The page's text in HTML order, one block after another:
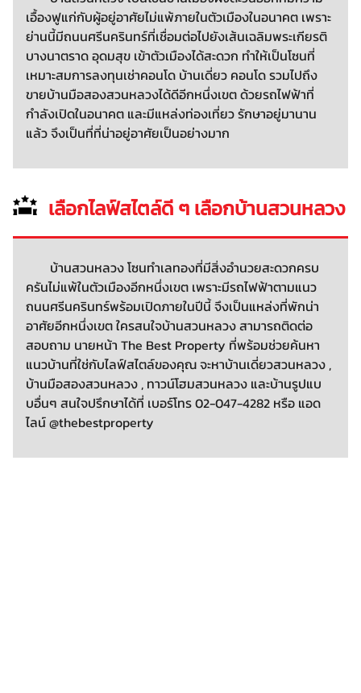
เอื้องฟูแก่กับผู้อยู่อาศัยไม่แพ้ภายในตัวเมืองในอนาคต เพราะ
ย่านนี้มีถนนศรีนครินทร์ที่เชื่อมต่อไปยังเส้นเฉลิมพระเกียรติ
บางนาตราด อุดมสุข เข้าตัวเมืองได้สะดวก ทำให้เป็นโซนที่
เหมาะสมการลงทุนเช่าคอนโด บ้านเดี่ยว คอนโด รวมไปถึง
ขายบ้านมือสองสวนหลวงได้ดีอีกหนึ่งเขต ด้วยรถไฟฟ้าที่
กำลังเปิดในอนาคต และมีแหล่งท่องเที่ยว รักษาอยู่มานาน
แล้ว จึงเป็นที่ที่น่าอยู่อาศัยเป็นอย่างมาก
เลือกไลฟ์สไตล์ดี ๆ เลือกบ้านสวนหลวง
บ้านสวนหลวง โซนทำเลทองที่มีสิ่งอำนวยสะดวกครบ
ครันไม่แพ้ในตัวเมืองอีกหนึ่งเขต เพราะมีรถไฟฟ้าตามแนว
ถนนศรีนครินทร์พร้อมเปิดภายในปีนี้ จึงเป็นแหล่งที่พักน่า
อาศัยอีกหนึ่งเขต ใครสนใจบ้านสวนหลวง สามารถติดต่อ
สอบถาม นายหน้า The Best Property ที่พร้อมช่วยค้นหา
แนวบ้านที่ใช่กับไลฟ์สไตล์ของคุณ จะหาบ้านเดี่ยวสวนหลวง ,
บ้านมือสองสวนหลวง , ทาวน์โฮมสวนหลวง และบ้านรูปแบ
บอื่นๆ สนใจปรึกษาได้ที่ เบอร์โทร 02-047-4282 หรือ แอด
ไลน์ @thebestproperty